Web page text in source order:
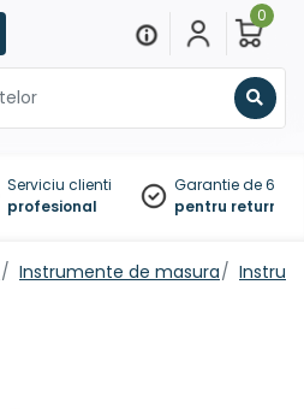
0
Serviciu clienti
profesional
Garantie de 60
pentru
Instrumente de masura